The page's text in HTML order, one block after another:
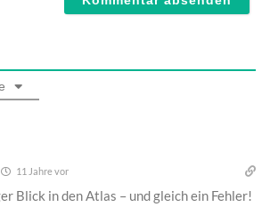
11 Jahre vor
Blick in den Atlas – und gleich ein Fehler!